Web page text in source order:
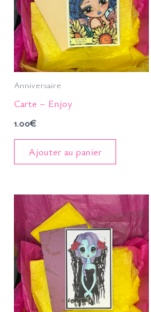
Anniversaire
Carte – Enjoy
1.00€
Ajouter au panier